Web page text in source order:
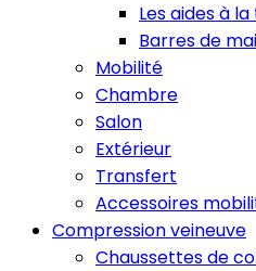
Les aides à
Barres de
Mobilité
Chambre
Salon
Extérieur
Transfert
Accessoires
Compression veineuve
Chaussettes de